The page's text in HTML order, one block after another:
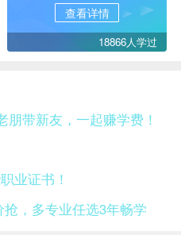
查看详情
18866人学过
朋带新友，一起赚学费！
业证书！
，多专业任选3年畅学